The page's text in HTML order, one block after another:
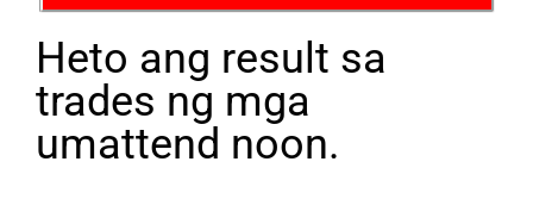
Heto ang result sa
trades ng mga
umattend noon.